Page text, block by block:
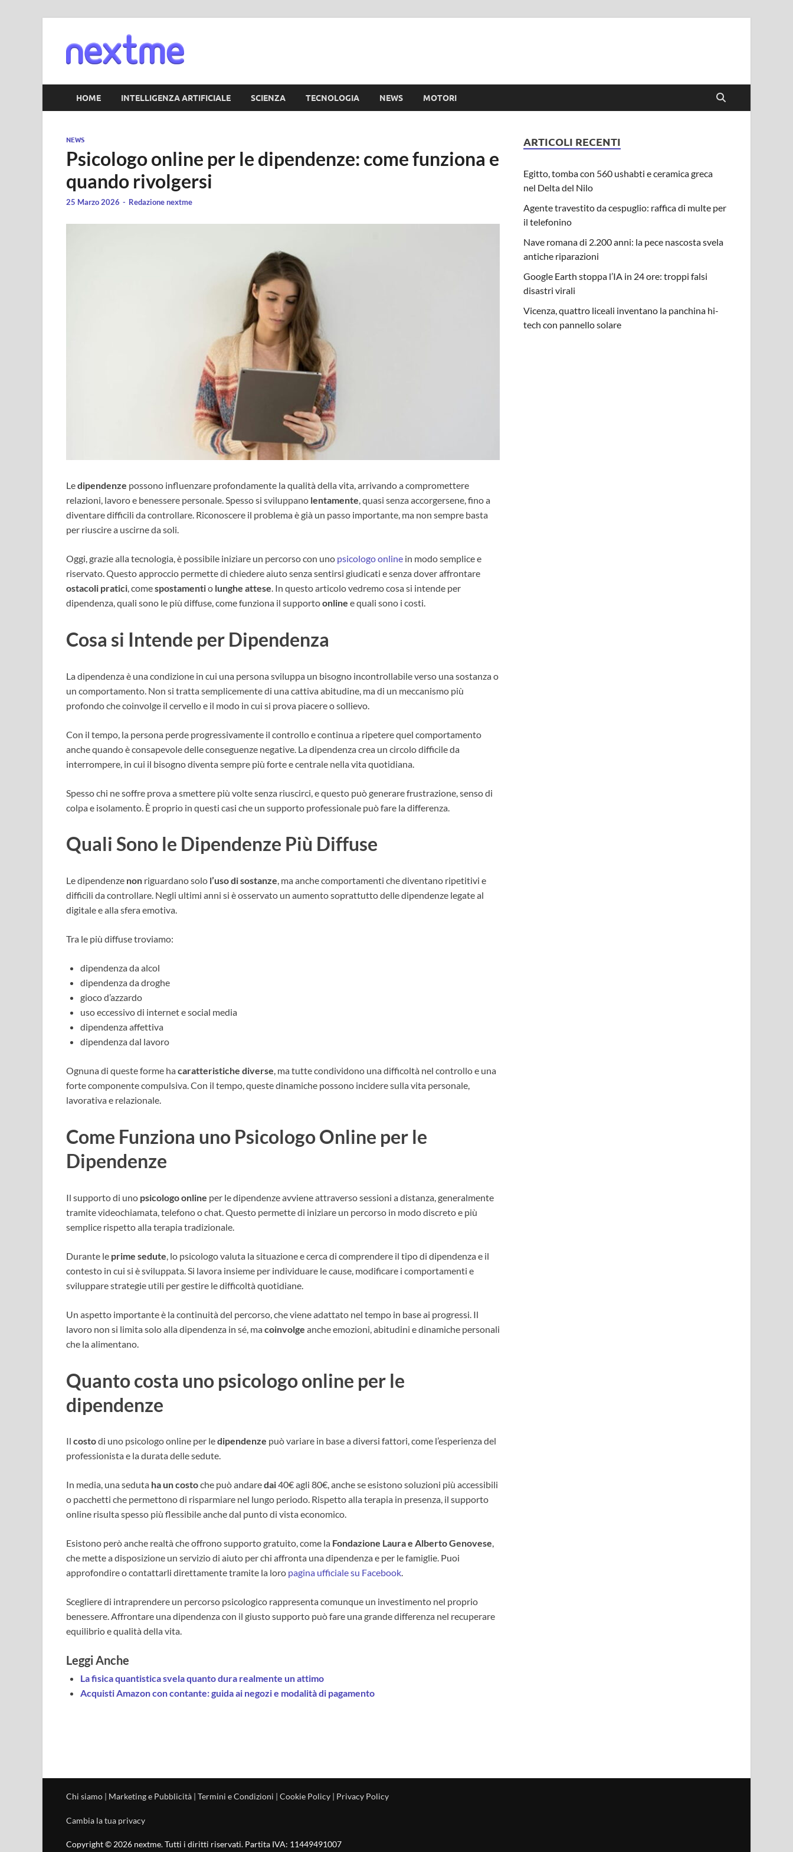
HOME INTELLIGENZA ARTIFICIALE SCIENZA TECNOLOGIA NEWS MOTORI
NEWS
Psicologo online per le dipendenze: come funziona e
quando rivolgersi
25 Marzo 2026 - Redazione nextme
Ledipendenze possono influenzare profondamente la qualità della vita, arrivando a compromettere
relazioni, lavoro e benessere personale. Spesso si sviluppano lentamente, quasi senza accorgersene, fino a
diventare difficili da controllare. Riconoscere il problema è già un passo importante, ma non sempre basta
per riuscire a uscirne da soli.
Oggi, grazie alla tecnologia, è possibile iniziare un percorso con uno psicologo online in modo semplice e
riservato. Questo approccio permette di chiedere aiuto senza sentirsi giudicati e senza dover affrontare
ostacoli pratici, comespostamentio lunghe attese. In questo articolo vedremo cosa si intende per
dipendenza, quali sono le più diffuse, come funziona il supportoonline e quali sono i costi.
Cosa si Intende per Dipendenza
La dipendenza è una condizione in cui una persona sviluppa un bisogno incontrollabile verso una sostanza o
un comportamento. Non si tratta semplicemente di una cattiva abitudine, ma di un meccanismo più
profondo che coinvolge il cervello e il modo in cui si prova piacere o sollievo.
Con il tempo, la persona perde progressivamente il controllo e continua a ripetere quel comportamento
anche quando è consapevole delle conseguenze negative. La dipendenza crea un circolo difficile da
interrompere, in cui il bisogno diventa sempre più forte e centrale nella vita quotidiana.
Spesso chi ne soffre prova a smettere più volte senza riuscirci, e questo può generare frustrazione, senso di
colpa e isolamento. È proprio in questi casi che un supporto professionale può fare la differenza.
Quali Sono le Dipendenze Più Diffuse
Le dipendenze non riguardano solo l’uso di sostanze, ma anche comportamenti che diventano ripetitivi e
difficili da controllare. Negli ultimi anni si è osservato un aumento soprattutto delle dipendenze legate al
digitale e alla sfera emotiva.
Tra le più diffuse troviamo:
dipendenza da alcol
dipendenza da droghe
gioco d’azzardo
uso eccessivo di internet e social media
dipendenza affettiva
dipendenza dal lavoro
Ognuna di queste forme hacaratteristiche diverse, ma tutte condividono una difficoltà nel controllo e una
forte componente compulsiva. Con il tempo, queste dinamiche possono incidere sulla vita personale,
lavorativa e relazionale.
Come Funziona uno Psicologo Online per le
Dipendenze
Il supporto di uno psicologo online per le dipendenze avviene attraverso sessioni a distanza, generalmente
tramite videochiamata, telefono o chat. Questo permette di iniziare un percorso in modo discreto e più
semplice rispetto alla terapia tradizionale.
Durante le prime sedute, lo psicologo valuta la situazione e cerca di comprendere il tipo di dipendenza e il
contesto in cui si è sviluppata. Si lavora insieme per individuare le cause, modificare i comportamenti e
sviluppare strategie utili per gestire le difficoltà quotidiane.
Un aspetto importante è la continuità del percorso, che viene adattato nel tempo in base ai progressi. Il
lavoro non si limita solo alla dipendenza in sé, macoinvolge anche emozioni, abitudini e dinamiche personali
che la alimentano.
Quanto costa uno psicologo online per le
dipendenze
Il costodi uno psicologo online per ledipendenze può variare in base a diversi fattori, come l’esperienza del
professionista e la durata delle sedute.
In media, una seduta ha un costoche può andaredai40€ agli 80€, anche se esistono soluzioni più accessibili
o pacchetti che permettono di risparmiare nel lungo periodo. Rispetto alla terapia in presenza, il supporto
online risulta spesso più flessibile anche dal punto di vista economico.
Esistono però anche realtà che offrono supporto gratuito, come la Fondazione Laura e Alberto Genovese,
che mette a disposizione un servizio di aiuto per chi affronta una dipendenza e per le famiglie. Puoi
approfondire o contattarli direttamente tramite la loro pagina ufficiale su Facebook.
Scegliere di intraprendere un percorso psicologico rappresenta comunque un investimento nel proprio
benessere. Affrontare una dipendenza con il giusto supporto può fare una grande differenza nel recuperare
equilibrio e qualità della vita.
Leggi Anche
La fisica quantistica svela quanto dura realmente un attimo
Acquisti Amazon con contante: guida ai negozi e modalità di pagamento
ARTICOLI RECENTI
Egitto, tomba con 560 ushabti e ceramica greca
nel Delta del Nilo
Agente travestito da cespuglio: raffica di multe per
il telefonino
Nave romana di 2.200 anni: la pece nascosta svela
antiche riparazioni
Google Earth stoppa l’IA in 24 ore: troppi falsi
disastri virali
Vicenza, quattro liceali inventano la panchina hi-
tech con pannello solare
Chi siamo | Marketing e Pubblicità | Termini e Condizioni | Cookie Policy | Privacy Policy
Cambia la tua privacy
Copyright © 2026 nextme. Tutti i diritti riservati. Partita IVA: 11449491007